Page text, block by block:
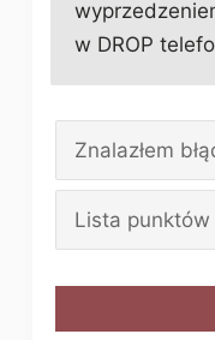
w DROP
Znalazłem
Lista